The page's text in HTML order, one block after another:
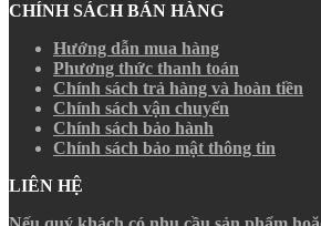
CHÍNH SÁCH BÁN HÀNG
Hướng dẫn mua hàng
Phương thức thanh toán
Chính sách trả hàng và hoàn tiền
Chính sách vận chuyển
Chính sách bảo hành
Chính sách bảo mật thông tin
LIÊN HỆ